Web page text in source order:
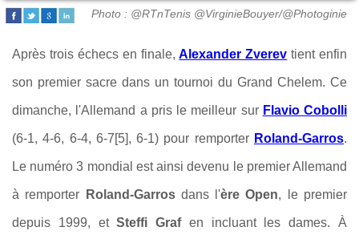
Photo : @RTnTenis @VirginieBouyer/@Photoginie
Après trois échecs en finale,Alexander Zverev tient enfin
son premier sacre dans un tournoi du Grand Chelem. Ce
dimanche, l'Allemand a pris le meilleur sur Flavio Cobolli
(6-1, 4-6, 6-4, 6-7[5], 6-1) pour remporter Roland-Garros.
Le numéro 3 mondial est ainsi devenu le premier Allemand
à remporter Roland-Garrosdans l'ère Open, le premier
depuis 1999, etSteffi Grafen incluant les dames. À